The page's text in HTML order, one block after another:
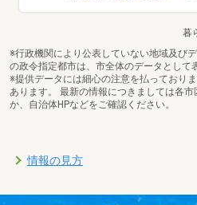
暮
※行政機関により公表していない地域及び
の政令指定都市は、市全体のデータとして
※提供データには細心の注意を払っており
あります。 最新の情報につきましては各
か、自治体HPなどをご確認ください。
情報の見方